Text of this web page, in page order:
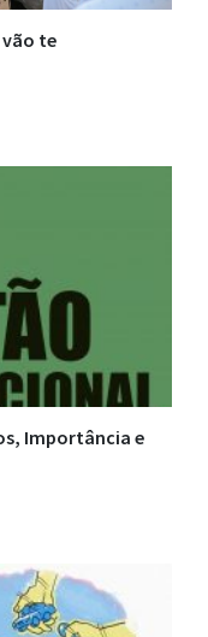
vão te
Importância e